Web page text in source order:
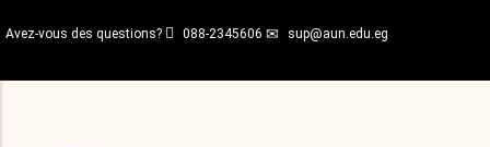
au
principal
Avez-vous des questions? 088-2345606 sup@aun.edu.eg